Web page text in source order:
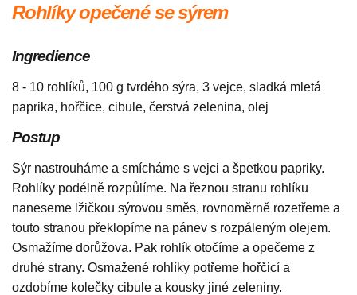
Rohlíky opečené se sýrem
Ingredience
8 - 10 rohlíků, 100 g tvrdého sýra, 3 vejce, sladká mletá
paprika, hořčice, cibule, čerstvá zelenina, olej
Postup
Sýr nastrouháme a smícháme s vejci a špetkou papriky.
Rohlíky podélně rozpůlíme. Na řeznou stranu rohlíku
naneseme lžičkou sýrovou směs, rovnoměrně rozetřeme a
touto stranou překlopíme na pánev s rozpáleným olejem.
Osmažíme dorůžova. Pak rohlík otočíme a opečeme z
druhé strany. Osmažené rohlíky potřeme hořčicí a
ozdobíme kolečky cibule a kousky jiné zeleniny.